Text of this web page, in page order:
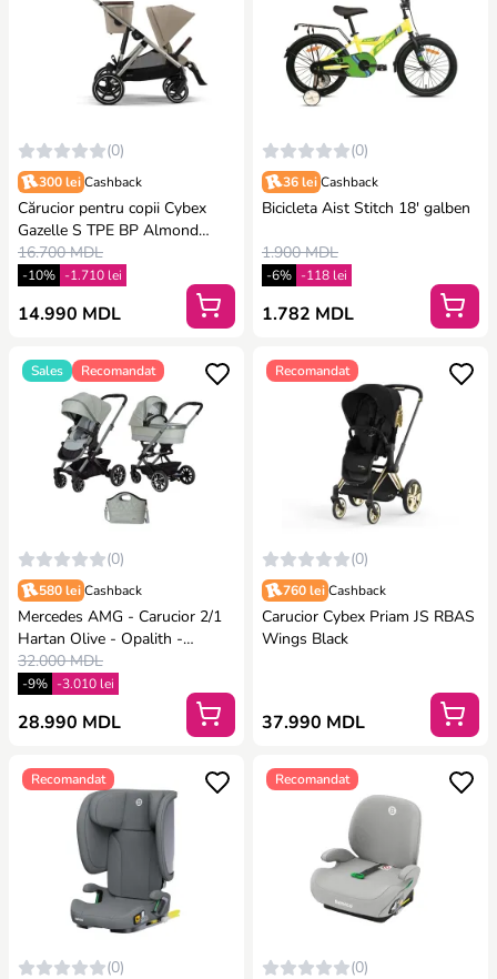
(0)
300 lei Cashback
Сărucior pentru copii Cybex
Gazelle S TPE BP Almond
Beige
16.700 MDL
-10% -1.710 lei
14.990 MDL
(0)
36 lei Cashback
Bicicleta Aist Stitch 18′ galben
1.900 MDL
-6% -118 lei
1.782 MDL
Sales Recomandat
(0)
580 lei Cashback
Mercedes AMG - Carucior 2/1
Hartan Olive - Opalith -
Pushchair & Carrycot
32.000 MDL
-9% -3.010 lei
28.990 MDL
Recomandat
(0)
760 lei Cashback
Carucior Cybex Priam JS RBAS
Wings Black
37.990 MDL
Recomandat
(0)
Recomandat
(0)